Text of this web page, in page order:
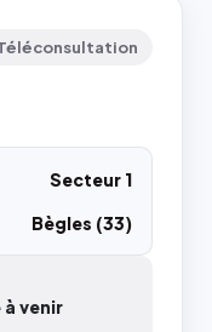
Secteur 1
Bègles (33)
venir